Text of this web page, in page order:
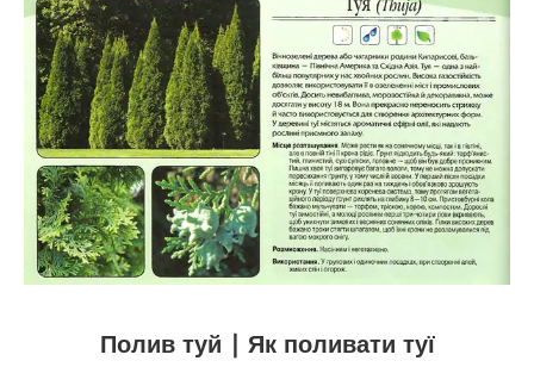
Полив туй ∣ Як поливати туї